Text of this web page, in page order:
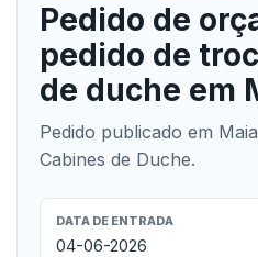
Pedido de
pedido de
de duche em
Pedido publicado em
Cabines de Duche.
DATA DE ENTRADA
04-06-2026
Testemunhos